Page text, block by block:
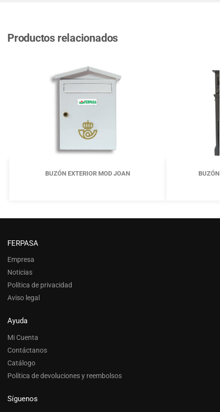
Productos relacionados
BUZÓN EXTERIOR MOD JOAN
FERPASA
Empresa
Noticias
Política de privacidad
Aviso legal
Ayuda
Mi Cuenta
Contáctanos
Catálogo
Política de devoluciones y reembolsos
Síguenos